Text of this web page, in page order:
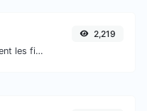
Convertissez facilement les fichiers image GIF en WEBP.
2,219